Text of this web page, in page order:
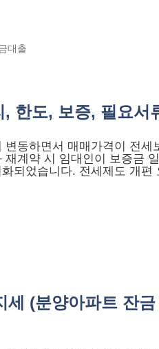
대출
한도, 보증, 필요서
변동하면서 매매가격이 전세
재계약 시 임대인이 보증금
되었습니다. 전세제도 개편
(분양아파트 잔